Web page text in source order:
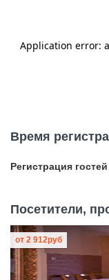
Время
Регистрация
Посетители,
от 2 912руб